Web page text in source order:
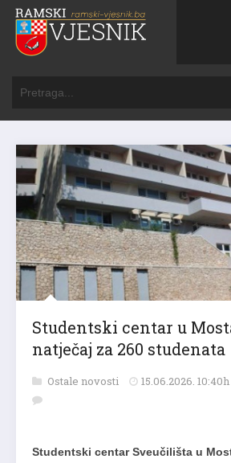
Studentski centar u
natječaj za 260 studenata
Ostale novosti 15.06.2026. 10:40h
Studentski centar Sveučilišta u